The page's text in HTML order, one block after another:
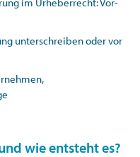
unterschreiben oder vor
wie entsteht es?